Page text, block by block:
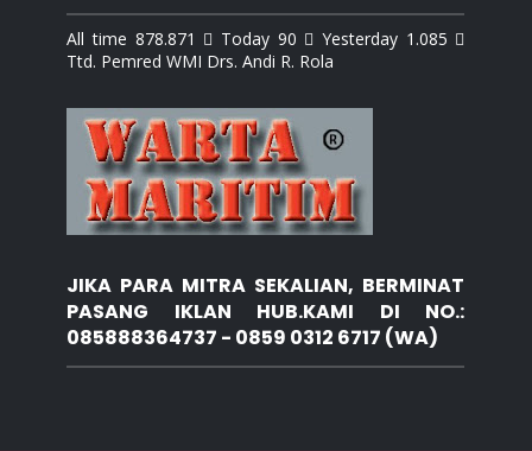
All time 878.871  Today 90  Yesterday 1.085 
Ttd. Pemred WMI Drs. Andi R. Rola
JIKA PARA MITRA SEKALIAN, BERMINAT
PASANG IKLAN HUB.KAMI DI NO.:
085888364737 - 0859 0312 6717 (WA)